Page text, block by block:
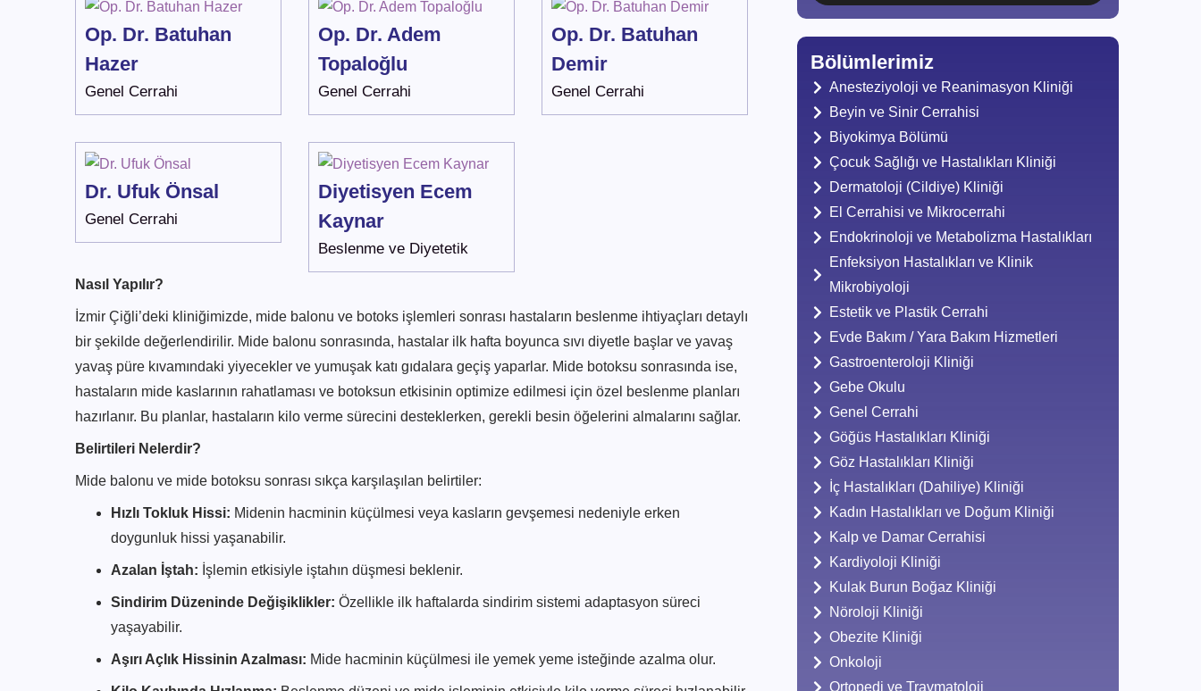
Op. Dr. Batuhan
Hazer
Genel Cerrahi
Op. Dr. Adem
Topaloğlu
Genel Cerrahi
Op. Dr. Batuhan
Demir
Genel Cerrahi
Dr. Ufuk Önsal
Genel Cerrahi
Diyetisyen Ecem
Kaynar
Beslenme ve Diyetetik
Nasıl Yapılır?
İzmir Çiğli’deki kliniğimizde, mide balonu ve botoks işlemleri sonrası hastaların beslenme ihtiyaçları detaylı
bir şekilde değerlendirilir. Mide balonu sonrasında, hastalar ilk hafta boyunca sıvı diyetle başlar ve yavaş
yavaş püre kıvamındaki yiyecekler ve yumuşak katı gıdalara geçiş yaparlar. Mide botoksu sonrasında ise,
hastaların mide kaslarının rahatlaması ve botoksun etkisinin optimize edilmesi için özel beslenme planları
hazırlanır. Bu planlar, hastaların kilo verme sürecini desteklerken, gerekli besin öğelerini almalarını sağlar.
Belirtileri Nelerdir?
Mide balonu ve mide botoksu sonrası sıkça karşılaşılan belirtiler:
Hızlı Tokluk Hissi: Midenin hacminin küçülmesi veya kasların gevşemesi nedeniyle erken
doygunluk hissi yaşanabilir.
Azalan İştah: İşlemin etkisiyle iştahın düşmesi beklenir.
Sindirim Düzeninde Değişiklikler: Özellikle ilk haftalarda sindirim sistemi adaptasyon süreci
yaşayabilir.
Aşırı Açlık Hissinin Azalması: Mide hacminin küçülmesi ile yemek yeme isteğinde azalma olur.
Bölümlerimiz
Anesteziyoloji ve Reanimasyon Kliniği
Beyin ve Sinir Cerrahisi
Biyokimya Bölümü
Çocuk Sağlığı ve Hastalıkları Kliniği
Dermatoloji (Cildiye) Kliniği
El Cerrahisi ve Mikrocerrahi
Endokrinoloji ve Metabolizma Hastalıkları
Enfeksiyon Hastalıkları ve Klinik
Mikrobiyoloji
Estetik ve Plastik Cerrahi
Evde Bakım / Yara Bakım Hizmetleri
Gastroenteroloji Kliniği
Gebe Okulu
Genel Cerrahi
Göğüs Hastalıkları Kliniği
Göz Hastalıkları Kliniği
İç Hastalıkları (Dahiliye) Kliniği
Kadın Hastalıkları ve Doğum Kliniği
Kalp ve Damar Cerrahisi
Kardiyoloji Kliniği
Kulak Burun Boğaz Kliniği
Nöroloji Kliniği
Obezite Kliniği
Onkoloji
Ortopedi ve Travmatoloji